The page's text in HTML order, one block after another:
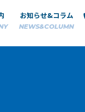
お知らせ&コラム
NEWS&COLUMN